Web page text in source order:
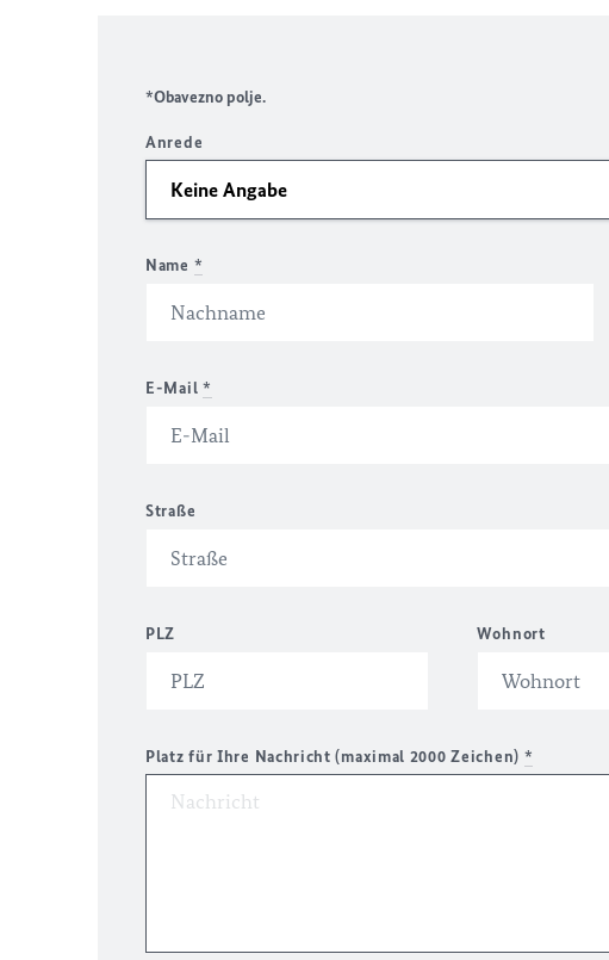
*Obavezno polje.
Anrede
Name *
E-Mail *
Straße
PLZ Wohnort
Platz für Ihre Nachricht (maximal 2000 Zeichen) *